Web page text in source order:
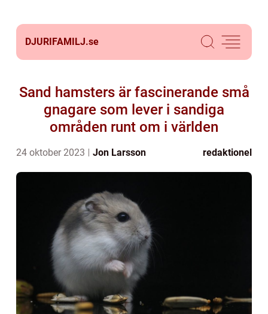
DJURIFAMILJ.se
Sand hamsters är fascinerande små
gnagare som lever i sandiga
områden runt om i världen
24 oktober 2023 Jon Larsson redaktionel